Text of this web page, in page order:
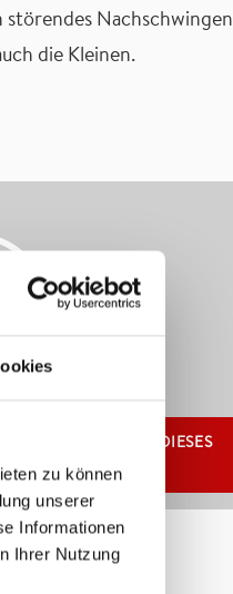
zu können
unserer
Informationen
Ihrer Nutzung
Nachschwingen
die Kleinen.
COOKIES, UM DIESES